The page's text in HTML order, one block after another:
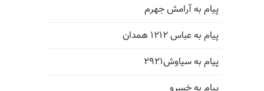
پیام به آرامش جهرم
پیام به عباس ۱۲۱۲ همدان
پیام به سیاوش۲۹۲۱